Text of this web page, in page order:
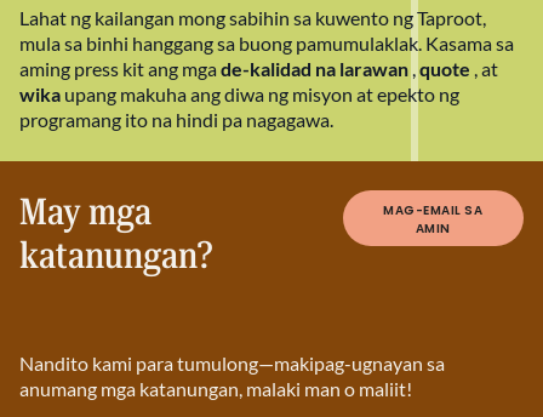
Lahat ng kailangan mong sabihin sa kuwento ng Taproot,
mula sa binhi hanggang sa buong pamumulaklak. Kasama sa
aming press kit ang mgade-kalidad na larawan ,quote , at
wika upang makuha ang diwa ng misyon at epekto ng
programang ito na hindi pa nagagawa.
May mga
katanungan?
MAG-EMAIL SA
AMIN
Nandito kami para tumulong—makipag-ugnayan sa
anumang mga katanungan, malaki man o maliit!